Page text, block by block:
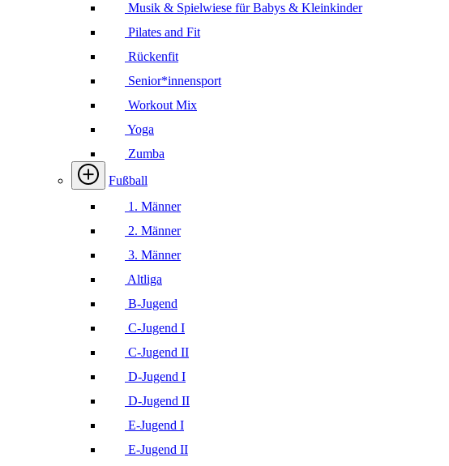
Musik & Spielwiese für Babys & Kleinkinder
Pilates and Fit
Rückenfit
Senior*innensport
Workout Mix
Yoga
Zumba
Fußball
1. Männer
2. Männer
3. Männer
Altliga
B-Jugend
C-Jugend I
C-Jugend II
D-Jugend I
D-Jugend II
E-Jugend I
E-Jugend II